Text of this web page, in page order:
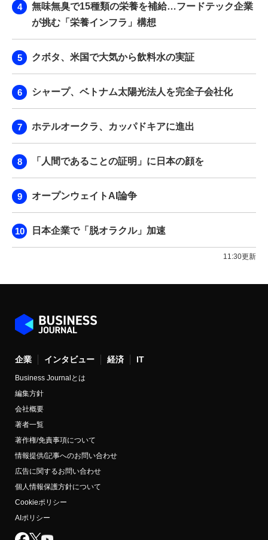
無味無臭で15種類の栄養を補給…フードテック企業
が挑む「栄養インフラ」構想
クボタ、米国で大気から飲料水の実証
シャープ、ベトナム太陽光法人を完全子会社化
ホテルオークラ、カッパドキアに進出
「人間であることの証明」に日本の顔を
オープンウェイトAI論争
日本企業で「脱オラクル」加速
11:30更新
企業 インタビュー 経済 IT
Business Journalとは
編集方針
会社概要
著者一覧
著作権/免責事項について
情報提供/記事へのお問い合わせ
広告に関するお問い合わせ
個人情報保護方針について
Cookieポリシー
AIポリシー